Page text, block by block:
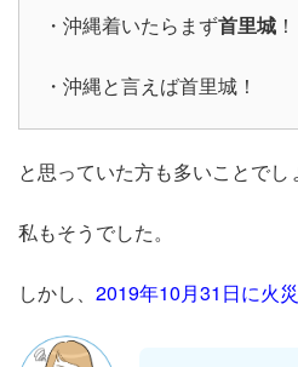
・沖縄着いたらまず首里城 ！
・沖縄と言えば首里城！
と思っていた方も多いことでし
私もそうでした。
しかし、 2019年10月31日に火